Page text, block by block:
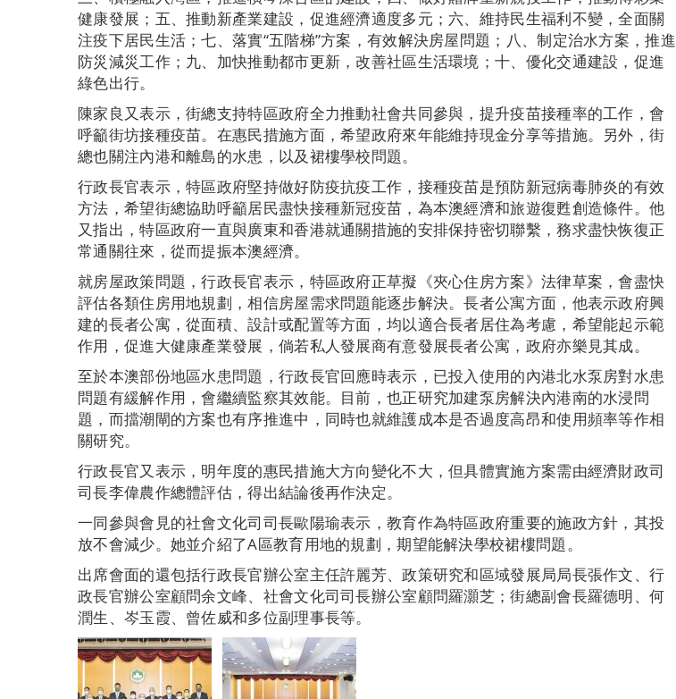
健康發展；五、推動新產業建設，促進經濟適度多元；六、維持民生福利不變，全面關
注疫下居民生活；七、落實“五階梯”方案，有效解決房屋問題；八、制定治水方案，推進
防災減災工作；九、加快推動都市更新，改善社區生活環境；十、優化交通建設，促進
綠色出行。
陳家良又表示，街總支持特區政府全力推動社會共同參與，提升疫苗接種率的工作，會
呼籲街坊接種疫苗。在惠民措施方面，希望政府來年能維持現金分享等措施。另外，街
總也關注內港和離島的水患，以及裙樓學校問題。
行政長官表示，特區政府堅持做好防疫抗疫工作，接種疫苗是預防新冠病毒肺炎的有效
方法，希望街總協助呼籲居民盡快接種新冠疫苗，為本澳經濟和旅遊復甦創造條件。他
又指出，特區政府一直與廣東和香港就通關措施的安排保持密切聯繫，務求盡快恢復正
常通關往來，從而提振本澳經濟。
就房屋政策問題，行政長官表示，特區政府正草擬《夾心住房方案》法律草案，會盡快
評估各類住房用地規劃，相信房屋需求問題能逐步解決。長者公寓方面，他表示政府興
建的長者公寓，從面積、設計或配置等方面，均以適合長者居住為考慮，希望能起示範
作用，促進大健康產業發展，倘若私人發展商有意發展長者公寓，政府亦樂見其成。
至於本澳部份地區水患問題，行政長官回應時表示，已投入使用的內港北水泵房對水患
問題有緩解作用，會繼續監察其效能。目前，也正研究加建泵房解決內港南的水浸問
題，而擋潮閘的方案也有序推進中，同時也就維護成本是否過度高昂和使用頻率等作相
關研究。
行政長官又表示，明年度的惠民措施大方向變化不大，但具體實施方案需由經濟財政司
司長李偉農作總體評估，得出結論後再作決定。
一同參與會見的社會文化司司長歐陽瑜表示，教育作為特區政府重要的施政方針，其投
放不會減少。她並介紹了A區教育用地的規劃，期望能解決學校裙樓問題。
出席會面的還包括行政長官辦公室主任許麗芳、政策研究和區域發展局局長張作文、行
政長官辦公室顧問余文峰、社會文化司司長辦公室顧問羅灝芝；街總副會長羅德明、何
潤生、岑玉霞、曾佐威和多位副理事長等。